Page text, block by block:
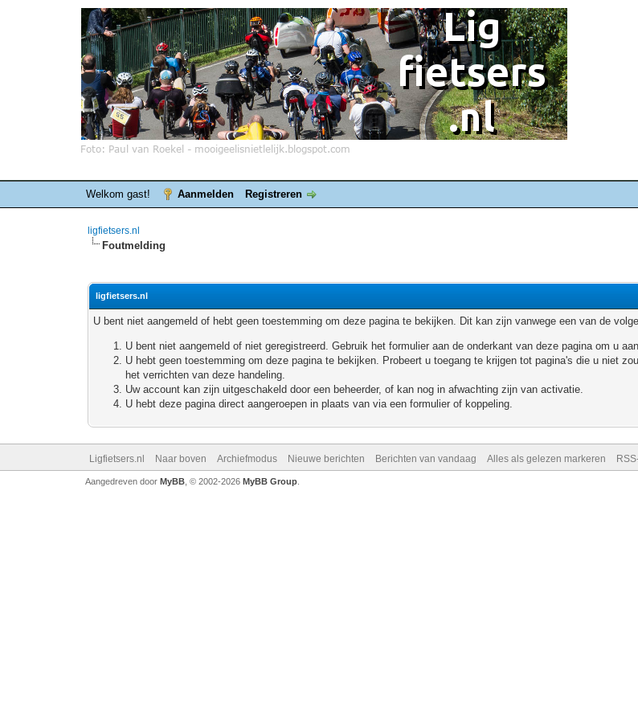
Welkom gast! Aanmelden Registreren
ligfietsers.nl
Foutmelding
ligfietsers.nl
U bent niet aangemeld of hebt geen toestemming om deze pagina te bekijken. Dit kan zijn vanwege een van de
U bent niet aangemeld of niet geregistreerd. Gebruik het formulier aan de onderkant van deze pagina om u
U hebt geen toestemming om deze pagina te bekijken. Probeert u toegang te krijgen tot pagina's die u niet
het verrichten van deze handeling.
Uw account kan zijn uitgeschakeld door een beheerder, of kan nog in afwachting zijn van activatie.
U hebt deze pagina direct aangeroepen in plaats van via een formulier of koppeling.
Ligfietsers.nl Naar boven Archiefmodus Nieuwe berichten Berichten van vandaag Alles als gelezen markeren
Aangedreven door MyBB, © 2002-2026 MyBB Group.